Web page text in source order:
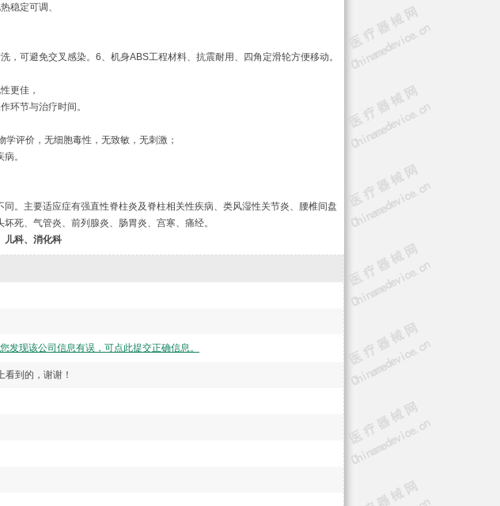
稳定可调、
，可避免交叉感染。6、机身ABS工程材料、抗震耐用、四角定滑轮方便移动。
更佳，
环节与治疗时间。
评价，无细胞毒性，无致敏，无刺激；
。
。主要适应症有强直性脊柱炎及脊柱相关性疾病、类风湿性关节炎、腰椎间盘
死、气管炎、前列腺炎、肠胃炎、宫寒、痛经。
儿科、消化科
发现该公司信息有误，可点此提交正确信息。
看到的，谢谢！